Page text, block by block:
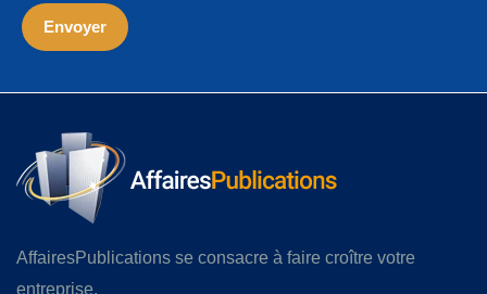
AffairesPublications se consacre à faire croître votre
entreprise.